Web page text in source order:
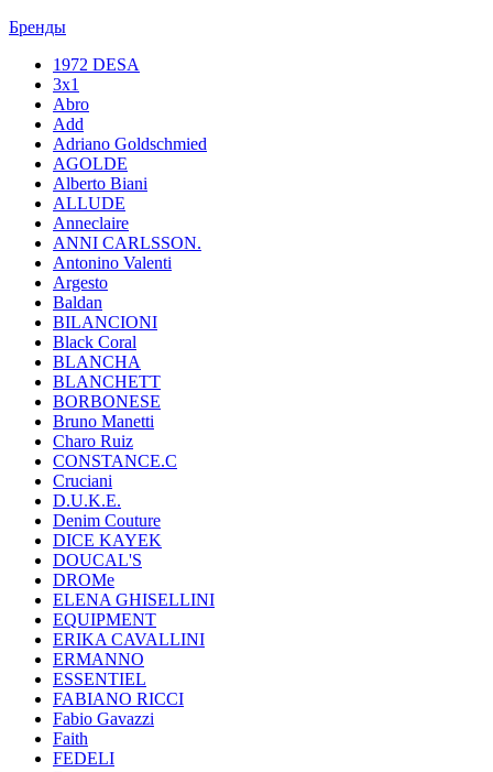
Бренды
1972 DESA
3x1
Abro
Add
Adriano Goldschmied
AGOLDE
Alberto Biani
ALLUDE
Anneclaire
ANNI CARLSSON.
Antonino Valenti
Argesto
Baldan
BILANCIONI
Black Coral
BLANCHA
BLANCHETT
BORBONESE
Bruno Manetti
Charo Ruiz
CONSTANCE.C
Cruciani
D.U.K.E.
Denim Couture
DICE KAYEK
DOUCAL'S
DROMe
ELENA GHISELLINI
EQUIPMENT
ERIKA CAVALLINI
ERMANNO
ESSENTIEL
FABIANO RICCI
Fabio Gavazzi
Faith
FEDELI